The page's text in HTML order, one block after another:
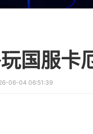
国服卡
06-04 06:51:39